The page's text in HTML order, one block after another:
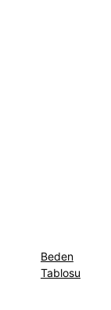
Beden
Tablosu